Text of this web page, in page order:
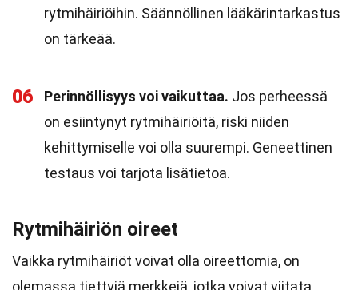
rytmihäiriöihin. Säännöllinen lääkärintarkastus
on tärkeää.
06 Perinnöllisyys voi vaikuttaa. Jos perheessä
on esiintynyt rytmihäiriöitä, riski niiden
kehittymiselle voi olla suurempi. Geneettinen
testaus voi tarjota lisätietoa.
Rytmihäiriön oireet
Vaikka rytmihäiriöt voivat olla oireettomia, on
olemassa tiettyjä merkkejä, jotka voivat viitata